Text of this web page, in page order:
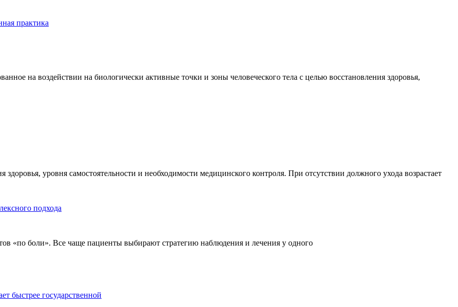
практика
на воздействии на биологически активные точки и зоны человеческого тела с целью восстановления здоровья,
уровня самостоятельности и необходимости медицинского контроля. При отсутствии должного ухода возрастает
подхода
«по боли». Все чаще пациенты выбирают стратегию наблюдения и лечения у одного
быстрее государственной